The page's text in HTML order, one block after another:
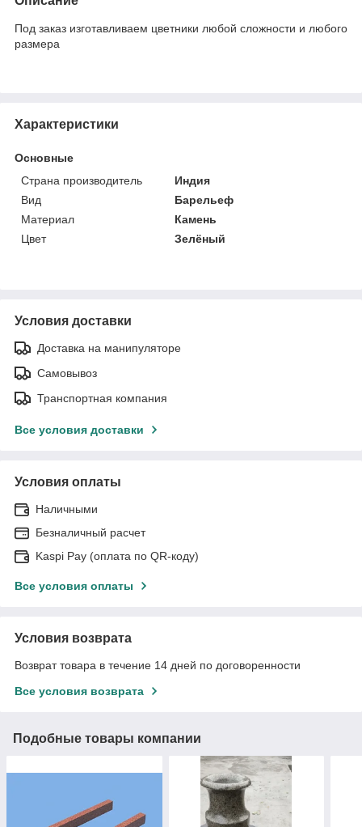
Под заказ изготавливаем цветники любой сложности и любого
размера
Характеристики
Основные
Страна производитель
Индия
Вид
Барельеф
Материал
Камень
Цвет
Зелёный
Условия доставки
Доставка на манипуляторе
Самовывоз
Транспортная компания
Все условия доставки
Условия оплаты
Наличными
Безналичный расчет
Kaspi Pay (оплата по QR-коду)
Все условия оплаты
Условия возврата
Возврат товара в течение 14 дней по договоренности
Все условия возврата
Подобные товары компании